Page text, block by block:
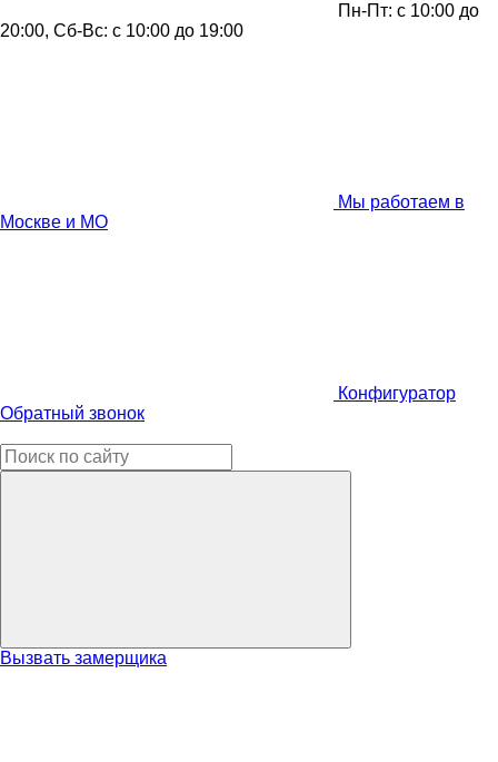
Пн-Пт: с 10:00 до
20:00, Сб-Вс: с 10:00 до 19:00
Мы работаем в
Москве и МО
Конфигуратор
Обратный звонок
Вызвать замерщика